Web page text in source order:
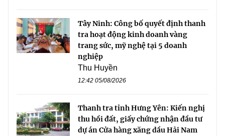
Tây Ninh: Công bố quyết định thanh
tra hoạt động kinh doanh vàng
trang sức, mỹ nghệ tại 5 doanh
nghiệp
Thu Huyền
12:42 05/08/2026
Thanh tra tỉnh Hưng Yên: Kiến nghị
thu hồi đất, giấy chứng nhận đầu tư
dự án Cửa hàng xăng dầu Hải Nam